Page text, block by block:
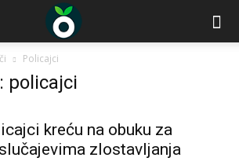
Policajci
policajci
kreću na obuku za
zlostavljanja